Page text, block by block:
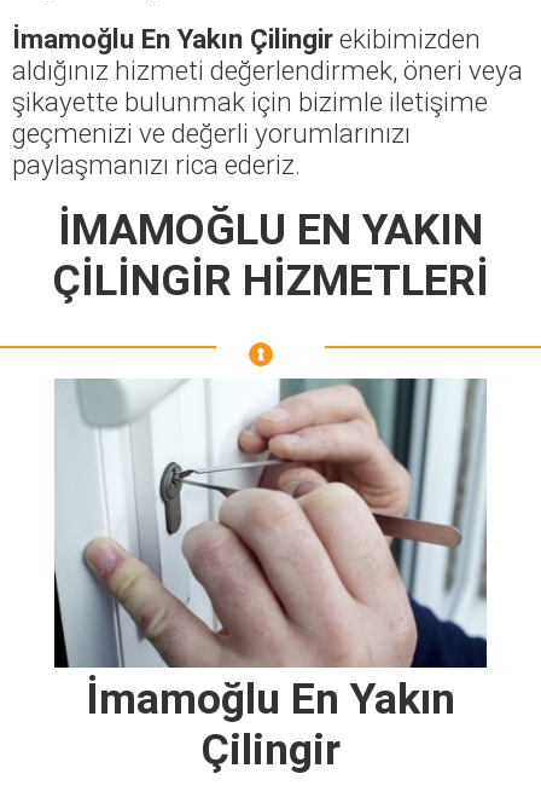
İmamoğlu En Yakın Çilingirekibimizden
aldığınız hizmeti değerlendirmek, öneri veya
şikayette bulunmak için bizimle iletişime
geçmenizi ve değerli yorumlarınızı
paylaşmanızı rica ederiz.
İMAMOĞLU EN YAKIN
ÇİLİNGİR HİZMETLERİ
İmamoğlu En Yakın
Çilingir